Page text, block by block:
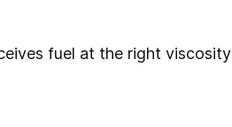
fuel at the right viscosity